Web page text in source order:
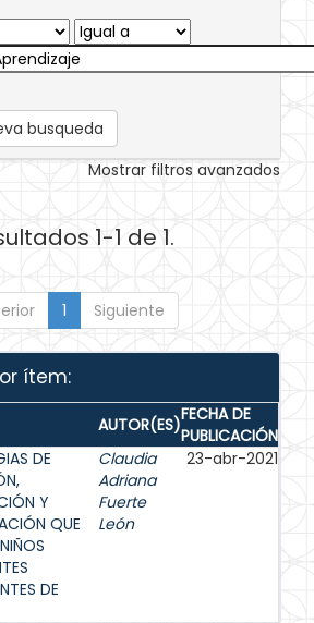
busqueda
Mostrar filtros avanzados
1-1 de 1.
1 Siguiente
ítem:
AUTOR(ES)FECHA DE
PUBLICACIÓN
DE
Y
QUE
DE
Claudia
Adriana
Fuerte
León
23-abr-2021